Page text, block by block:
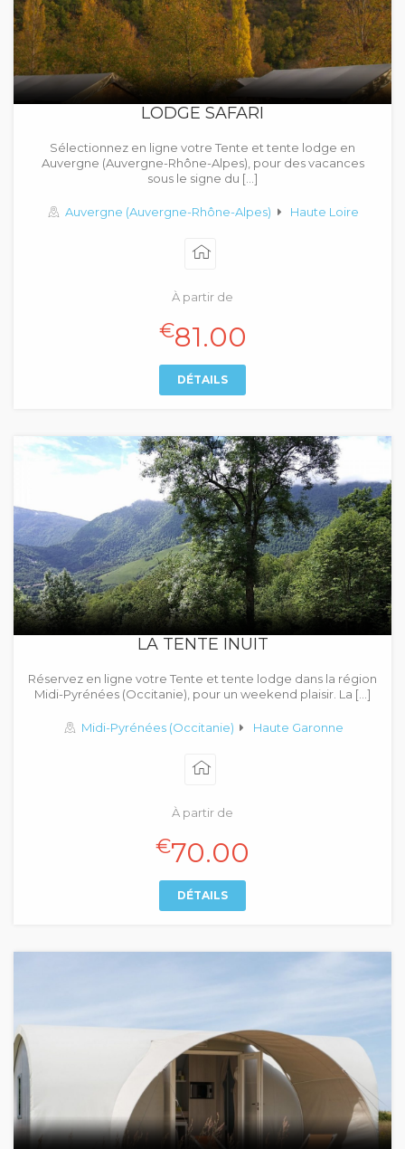
LODGE SAFARI
Sélectionnez en ligne votre Tente et tente lodge en
Auvergne (Auvergne-Rhône-Alpes), pour des vacances
sous le signe du […]
Auvergne (Auvergne-Rhône-Alpes) Haute Loire
À partir de
€81.00
DÉTAILS
LA TENTE INUIT
Réservez en ligne votre Tente et tente lodge dans la région
Midi-Pyrénées (Occitanie), pour un weekend plaisir. La […]
Midi-Pyrénées (Occitanie) Haute Garonne
À partir de
€70.00
DÉTAILS